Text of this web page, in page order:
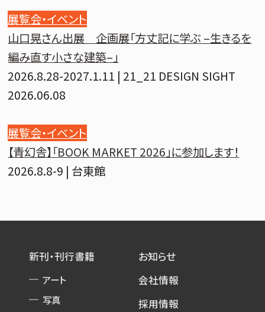
展覧会・イベント
山口晃さん出展 企画展「方丈記に学ぶ –生きるを
編み直す小さな建築–」
2026.8.28-2027.1.11 | 21_21 DESIGN SIGHT
2026.06.08
展覧会・イベント
【青幻舎】「BOOK MARKET 2026」に参加します！
2026.8.8-9 | 台東館
新刊・刊行書籍
アート
写真
お知らせ
会社情報
採用情報